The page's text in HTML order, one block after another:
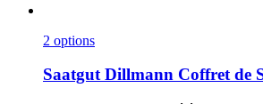
2 options
Saatgut Dillmann Coffret de